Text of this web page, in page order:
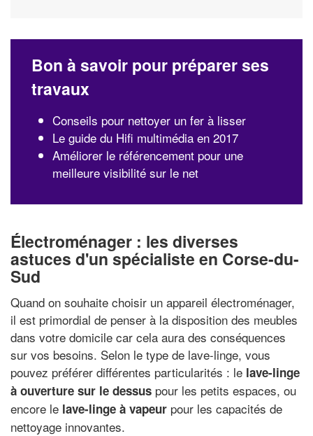
Bon à savoir pour préparer ses
travaux
Conseils pour nettoyer un fer à lisser
Le guide du Hifi multimédia en 2017
Améliorer le référencement pour une
meilleure visibilité sur le net
Électroménager : les diverses
astuces d'un spécialiste en Corse-du-
Sud
Quand on souhaite choisir un appareil électroménager,
il est primordial de penser à la disposition des meubles
dans votre domicile car cela aura des conséquences
sur vos besoins. Selon le type de lave-linge, vous
pouvez préférer différentes particularités : le lave-linge
à ouverture sur le dessus pour les petits espaces, ou
encore le lave-linge à vapeur pour les capacités de
nettoyage innovantes.